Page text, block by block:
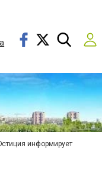
информирует